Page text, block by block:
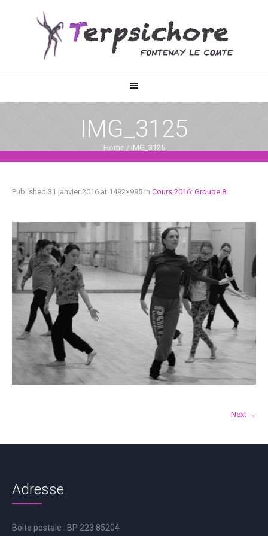
IMG_3125
Home / IMG_3125
Published 31 janvier 2016 at 1492×995 in Cours 2016: Groupe 8.
Next →
Adresse
Boite postale : BP 223 85204